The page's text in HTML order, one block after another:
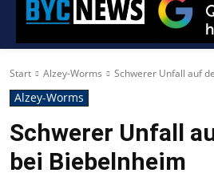
Start Alzey-Worms Schwerer Unfall auf
Alzey-Worms
Schwerer Unfall
bei Biebelnheim